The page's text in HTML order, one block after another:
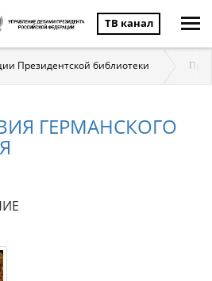
ТВ канал
Президентской библиотеки
ГЕРМАНСКОГО